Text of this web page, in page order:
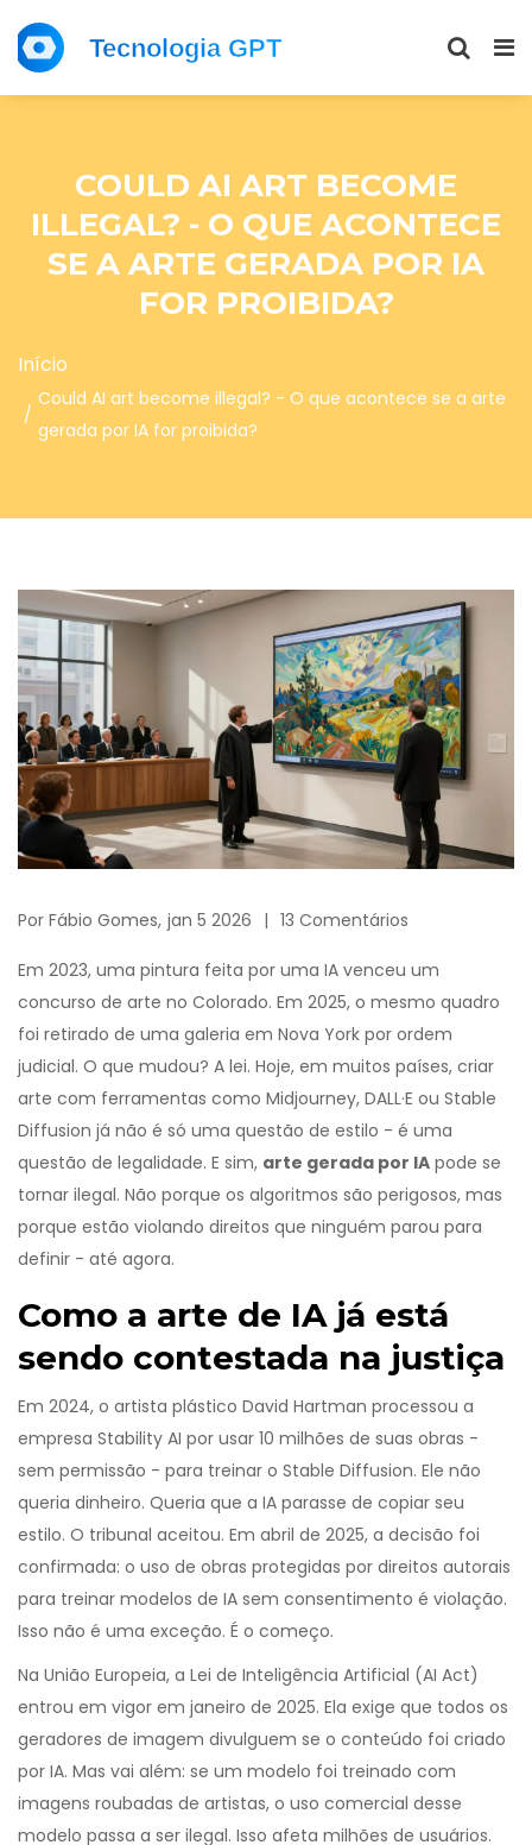
COULD AI ART BECOME
ILLEGAL? - O QUE ACONTECE
SE A ARTE GERADA POR IA
FOR PROIBIDA?
Início
Could AI art become illegal? - O que acontece se a arte
gerada por IA for proibida?
Por Fábio Gomes, jan 5 2026 13 Comentários
Em 2023, uma pintura feita por uma IA venceu um
concurso de arte no Colorado. Em 2025, o mesmo quadro
foi retirado de uma galeria em Nova York por ordem
judicial. O que mudou? A lei. Hoje, em muitos países, criar
arte com ferramentas como Midjourney, DALL·E ou Stable
Diffusion já não é só uma questão de estilo - é uma
questão de legalidade. E sim, arte gerada por IA pode se
tornar ilegal. Não porque os algoritmos são perigosos, mas
porque estão violando direitos que ninguém parou para
definir - até agora.
Como a arte de IA já está
sendo contestada na justiça
Em 2024, o artista plástico David Hartman processou a
empresa Stability AI por usar 10 milhões de suas obras -
sem permissão - para treinar o Stable Diffusion. Ele não
queria dinheiro. Queria que a IA parasse de copiar seu
estilo. O tribunal aceitou. Em abril de 2025, a decisão foi
confirmada: o uso de obras protegidas por direitos autorais
para treinar modelos de IA sem consentimento é violação.
Isso não é uma exceção. É o começo.
Na União Europeia, a Lei de Inteligência Artificial (AI Act)
entrou em vigor em janeiro de 2025. Ela exige que todos os
geradores de imagem divulguem se o conteúdo foi criado
por IA. Mas vai além: se um modelo foi treinado com
imagens roubadas de artistas, o uso comercial desse
modelo passa a ser ilegal. Isso afeta milhões de usuários.